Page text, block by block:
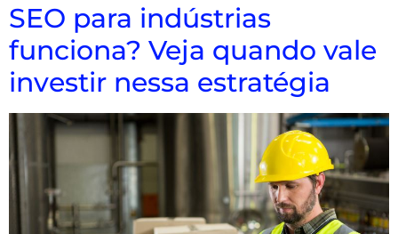
SEO para indústrias
funciona? Veja quando vale
investir nessa estratégia